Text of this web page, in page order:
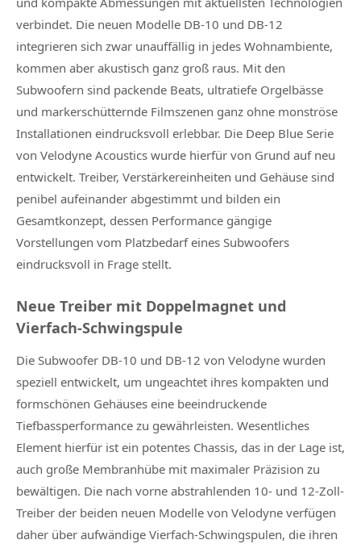
verbindet. Die neuen Modelle DB-10 und DB-12
integrieren sich zwar unauffällig in jedes Wohnambiente,
kommen aber akustisch ganz groß raus. Mit den
Subwoofern sind packende Beats, ultratiefe Orgelbässe
und markerschütternde Filmszenen ganz ohne monströse
Installationen eindrucksvoll erlebbar. Die Deep Blue Serie
von Velodyne Acoustics wurde hierfür von Grund auf neu
entwickelt. Treiber, Verstärkereinheiten und Gehäuse sind
penibel aufeinander abgestimmt und bilden ein
Gesamtkonzept, dessen Performance gängige
Vorstellungen vom Platzbedarf eines Subwoofers
eindrucksvoll in Frage stellt.
Neue Treiber mit Doppelmagnet und
Vierfach-Schwingspule
Die Subwoofer DB-10 und DB-12 von Velodyne wurden
speziell entwickelt, um ungeachtet ihres kompakten und
formschönen Gehäuses eine beeindruckende
Tiefbassperformance zu gewährleisten. Wesentliches
Element hierfür ist ein potentes Chassis, das in der Lage ist,
auch große Membranhübe mit maximaler Präzision zu
bewältigen. Die nach vorne abstrahlenden 10- und 12-Zoll-
Treiber der beiden neuen Modelle von Velodyne verfügen
daher über aufwändige Vierfach-Schwingspulen, die ihren